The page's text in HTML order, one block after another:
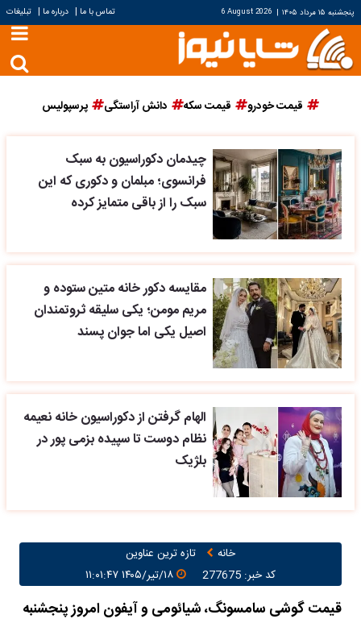
پنجشنبه ۱۵ مرداد ۱۴۰۵ |
6 August 2026 تماس با ما | درباره ما | تبلیغات
قیمت خودرو قیمت سکه دانش آراستگی پرسپولیس
چیدمان دکوراسیون به سبک
فرانسوی؛ مبلمان و دکوری که این
سبک را از باقی متمایز کرده
مقایسه دکور خانه متین ستوده و
مریم مومن؛ یکی سلیقه ثروتمندان
اصیل یکی اما جوان پسند
الهام گرفتن از دکوراسیون خانه نعیمه
نظام دوست تا سپیده بزمی پور در
بلژیک
خانه
تازه ترین عناوین
کد خبر: 277675
قیمت گوشی سامسونگ، شیائومی و آیفون امروز پنجشنبه